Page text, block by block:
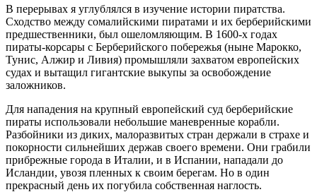
В перерывах я углублялся в изучение истории пиратства.
Сходство между сомалийскими пиратами и их берберийскими
предшественники, был ошеломляющим. В 1600-х годах
пираты-корсары с Берберийского побережья (ныне Марокко,
Тунис, Алжир и Ливия) промышляли захватом европейских
судах и вытащил гигантские выкупы за освобождение
заложников.
Для нападения на крупный европейский суд берберийские
пираты использовали небольшие маневренные корабли.
Разбойники из диких, малоразвитых стран держали в страхе и
покорности сильнейших держав своего времени. Они грабили
прибрежные города в Италии, и в Испании, нападали до
Исландии, увозя пленных к своим берегам. Но в один
прекрасный день их погубила собственная наглость.